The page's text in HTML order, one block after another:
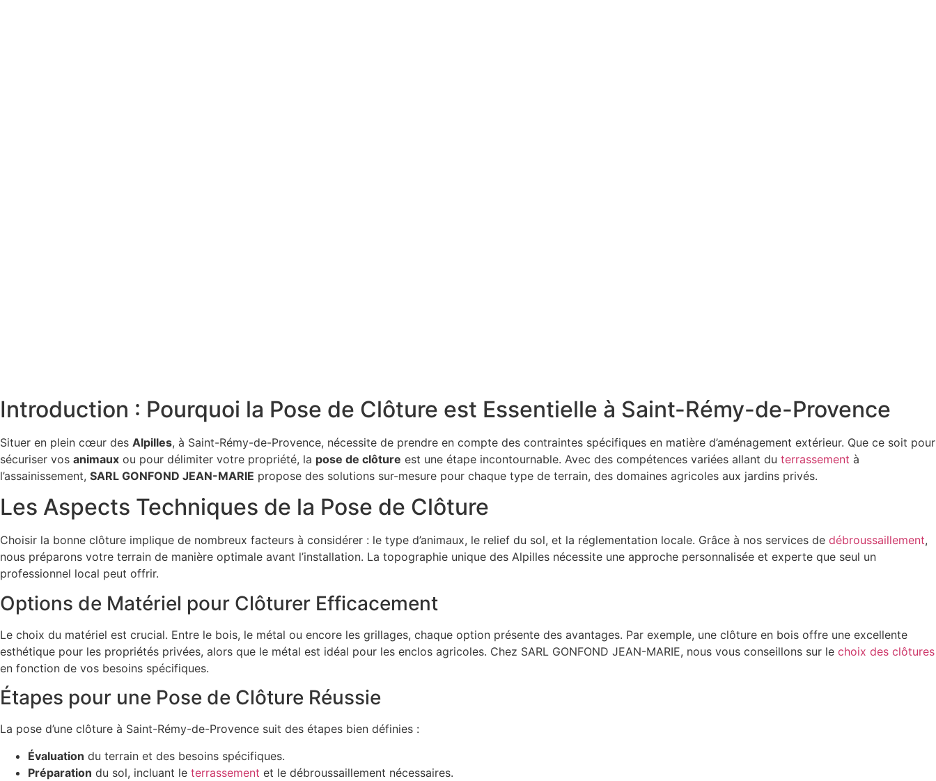
Introduction : Pourquoi la Pose de Clôture est Essentielle à Saint-Rémy-de-Provence
Situer en plein cœur des Alpilles, à Saint-Rémy-de-Provence, nécessite de prendre en compte des contraintes spécifiques en matière d’aménagement extérieur. Que ce soit pour
sécuriser vos animaux ou pour délimiter votre propriété, la pose de clôture est une étape incontournable. Avec des compétences variées allant du terrassement à
l’assainissement, SARL GONFOND JEAN-MARIE propose des solutions sur-mesure pour chaque type de terrain, des domaines agricoles aux jardins privés.
Les Aspects Techniques de la Pose de Clôture
Choisir la bonne clôture implique de nombreux facteurs à considérer : le type d’animaux, le relief du sol, et la réglementation locale. Grâce à nos services de débroussaillement,
nous préparons votre terrain de manière optimale avant l’installation. La topographie unique des Alpilles nécessite une approche personnalisée et experte que seul un
professionnel local peut offrir.
Options de Matériel pour Clôturer Efficacement
Le choix du matériel est crucial. Entre le bois, le métal ou encore les grillages, chaque option présente des avantages. Par exemple, une clôture en bois offre une excellente
esthétique pour les propriétés privées, alors que le métal est idéal pour les enclos agricoles. Chez SARL GONFOND JEAN-MARIE, nous vous conseillons sur le choix des clôtures
en fonction de vos besoins spécifiques.
Étapes pour une Pose de Clôture Réussie
La pose d’une clôture à Saint-Rémy-de-Provence suit des étapes bien définies :
Évaluation du terrain et des besoins spécifiques.
Préparation du sol, incluant le terrassement et le débroussaillement nécessaires.